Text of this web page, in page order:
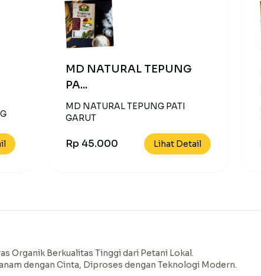
MD NATURAL TEPUNG
PA...
MD NATURAL TEPUNG PATI
GARUT
Rp 45.000 Lihat Detail
Organik Berkualitas Tinggi dari Petani Lokal.
dengan Cinta, Diproses dengan Teknologi Modern.